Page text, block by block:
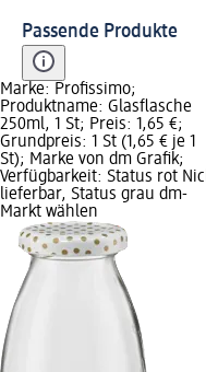
Passende Produkte
Marke: Profissimo;
Produktname: Glasflasche
250ml, 1 St; Preis: 1,65 €;
Grundpreis: 1 St (1,65 € je 1
St); Marke von dm Grafik;
Verfügbarkeit: Status rot
lieferbar, Status grau dm-
Markt wählen